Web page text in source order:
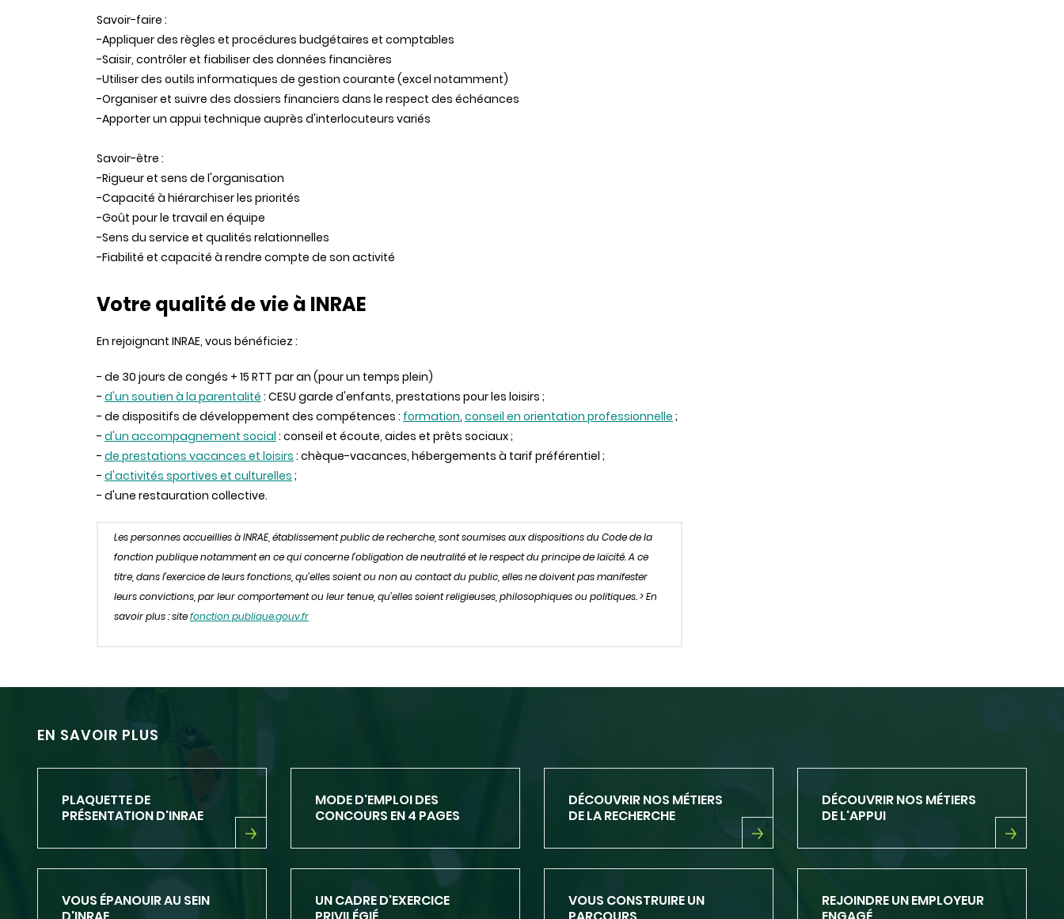
Savoir-faire :
-Appliquer des règles et procédures budgétaires et comptables
-Saisir, contrôler et fiabiliser des données financières
-Utiliser des outils informatiques de gestion courante (excel notamment)
-Organiser et suivre des dossiers financiers dans le respect des échéances
-Apporter un appui technique auprès d'interlocuteurs variés
Savoir-être :
-Rigueur et sens de l'organisation
-Capacité à hiérarchiser les priorités
-Goût pour le travail en équipe
-Sens du service et qualités relationnelles
-Fiabilité et capacité à rendre compte de son activité
Votre qualité de vie à INRAE
En rejoignant INRAE, vous bénéficiez :
- de 30 jours de congés + 15 RTT par an (pour un temps plein)
- d'un soutien à la parentalité : CESU garde d'enfants, prestations pour les loisirs ;
- de dispositifs de développement des compétences : formation, conseil en orientation professionnelle ;
- d'un accompagnement social : conseil et écoute, aides et prêts sociaux ;
- de prestations vacances et loisirs : chèque-vacances, hébergements à tarif préférentiel ;
- d'activités sportives et culturelles ;
- d'une restauration collective.
Les personnes accueillies à INRAE, établissement public de recherche, sont soumises aux dispositions du Code de la
fonction publique notamment en ce qui concerne l’obligation de neutralité et le respect du principe de laïcité. A ce
titre, dans l’exercice de leurs fonctions, qu’elles soient ou non au contact du public, elles ne doivent pas manifester
leurs convictions, par leur comportement ou leur tenue, qu’elles soient religieuses, philosophiques ou politiques. > En
savoir plus : sitefonction publique.gouv.fr
EN SAVOIR PLUS
PLAQUETTE DE
PRÉSENTATION D'INRAE
PLAQUETTE
D'INRAE
MODE D'EMPLOI DES
CONCOURS EN 4 PAGES
DÉCOUVRIR NOS MÉTIERS
DE LA RECHERCHE
DÉCOUVRIR
LA
DÉCOUVRIR NOS MÉTIERS
DE L'APPUI
DÉCOUVRIR
L'APPUI
VOUS ÉPANOUIR AU SEIN
UN CADRE D'EXERCICE
VOUS CONSTRUIRE UN
REJOINDRE UN EMPLOYEUR